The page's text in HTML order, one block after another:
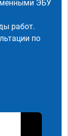
ЭБУ
работ.
по